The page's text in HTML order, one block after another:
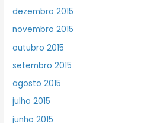
dezembro 2015
novembro 2015
outubro 2015
setembro 2015
agosto 2015
julho 2015
junho 2015